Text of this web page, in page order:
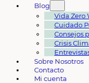
Blog
Vida Zero
Cuidado
Consejos
Crisis
Sobre Nosotros
Contacto
Mi cuenta